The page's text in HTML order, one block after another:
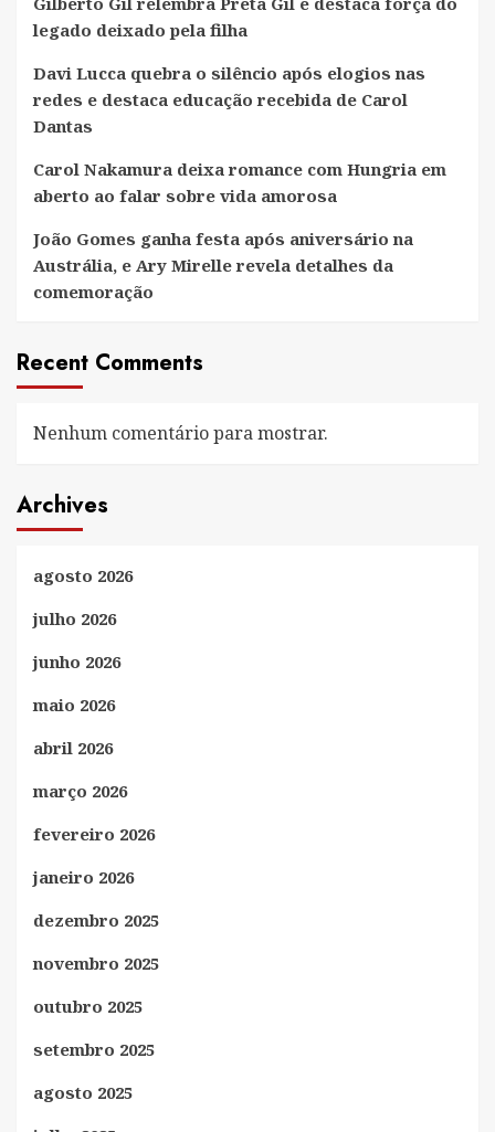
legado deixado pela filha
Davi Lucca quebra o silêncio após elogios nas
redes e destaca educação recebida de Carol
Dantas
Carol Nakamura deixa romance com Hungria em
aberto ao falar sobre vida amorosa
João Gomes ganha festa após aniversário na
Austrália, e Ary Mirelle revela detalhes da
comemoração
Recent Comments
Nenhum comentário para mostrar.
Archives
agosto 2026
julho 2026
junho 2026
maio 2026
abril 2026
março 2026
fevereiro 2026
janeiro 2026
dezembro 2025
novembro 2025
outubro 2025
setembro 2025
agosto 2025